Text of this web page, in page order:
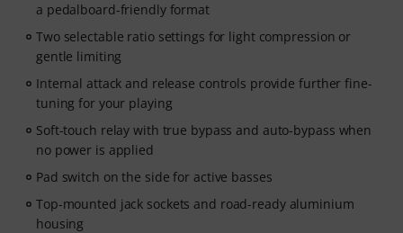
a pedalboard-friendly format
Two selectable ratio settings for light compression or
gentle limiting
Internal attack and release controls provide further fine-
tuning for your playing
Soft-touch relay with true bypass and auto-bypass when
no power is applied
Pad switch on the side for active basses
Top-mounted jack sockets and road-ready aluminium
housing